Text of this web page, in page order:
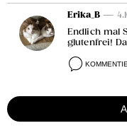
Erika_B —
Endlich mal
glutenfrei!